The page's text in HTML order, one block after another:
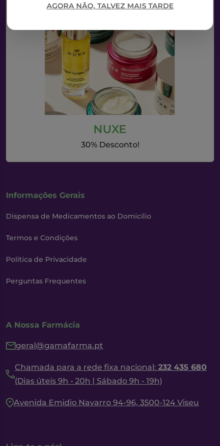
AGORA NÃO, TALVEZ MAIS TARDE
NUXE
30% Desconto!
Informações Gerais
Dispensa de Medicamentos ao Domicílio
Termos e Condições
Política de Privacidade
Perguntas Frequentes
A Nossa Farmácia
geral@gamafarma.pt
Chamada para a rede fixa nacional: 232 435 680
(Dias úteis 9h - 20h | Sábado 9h - 19h)
Avenida Emidio Navarro 94-96, 3500-124 Viseu